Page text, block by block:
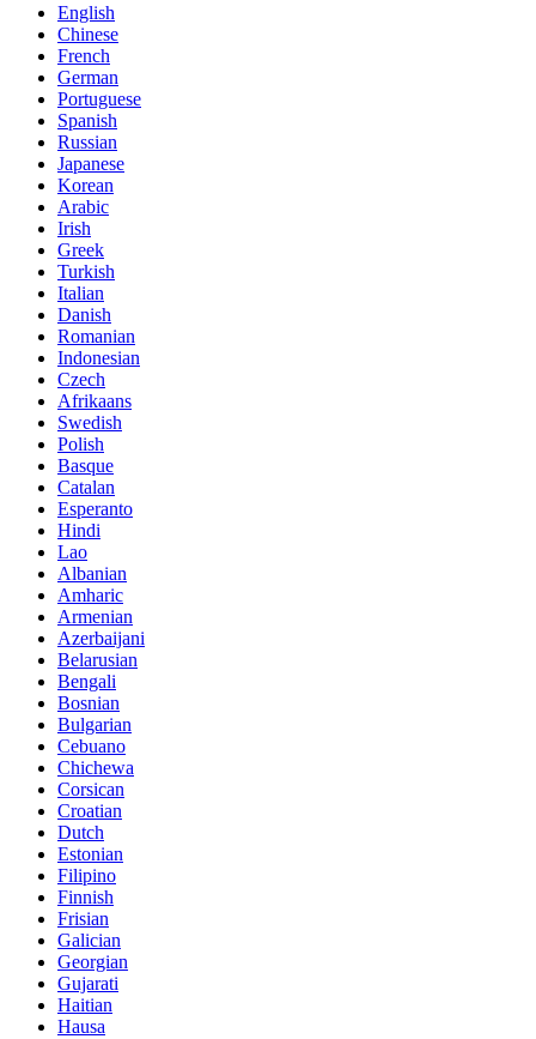
English
Chinese
French
German
Portuguese
Spanish
Russian
Japanese
Korean
Arabic
Irish
Greek
Turkish
Italian
Danish
Romanian
Indonesian
Czech
Afrikaans
Swedish
Polish
Basque
Catalan
Esperanto
Hindi
Lao
Albanian
Amharic
Armenian
Azerbaijani
Belarusian
Bengali
Bosnian
Bulgarian
Cebuano
Chichewa
Corsican
Croatian
Dutch
Estonian
Filipino
Finnish
Frisian
Galician
Georgian
Gujarati
Haitian
Hausa